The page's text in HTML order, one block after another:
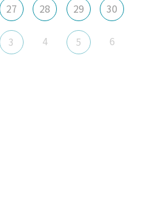
27 28 29 30
3 4 5 6